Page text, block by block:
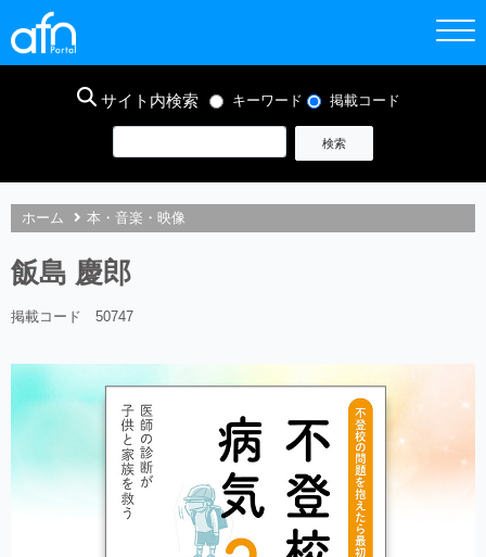
サイト内検索 キーワード 掲載コード
ホーム 本・音楽・映像
飯島 慶郎
掲載コード 50747